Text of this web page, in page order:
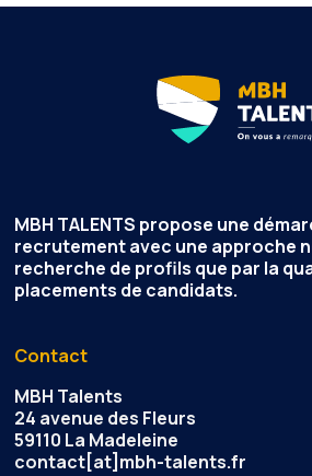
MBH TALENTS propose une
recrutement avec une approche
recherche de profils que par la
placements de candidats.
Contact
MBH Talents
24 avenue des Fleurs
59110 La Madeleine
contact[at]mbh-talents.fr